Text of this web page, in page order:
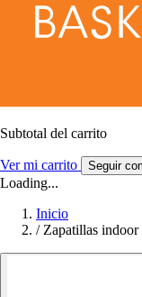
Subtotal del carrito
Ver mi carrito Seguir
Loading...
Inicio
/ Zapatillas